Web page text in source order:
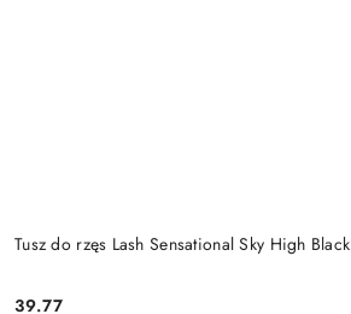
Tusz do rzęs Lash Sensational Sky High Black
39.77